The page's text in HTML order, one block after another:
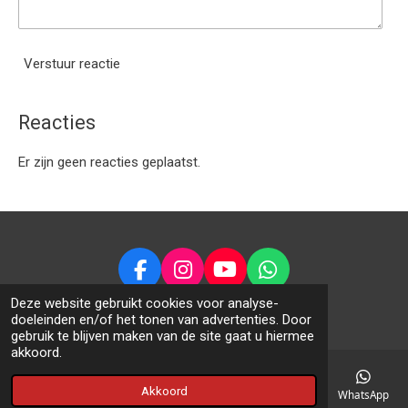
Deze website gebruikt cookies voor analyse-
doeleinden en/of het tonen van advertenties. Door
gebruik te blijven maken van de site gaat u hiermee
akkoord.
Akkoord
Verstuur reactie
Reacties
Er zijn geen reacties geplaatst.
F
a
c
e
o
o
I
n
s
t
g
r
Y
o
u
T
b
W
h
a
t
A
© 2014 - 2026 Feansterrc.nl
Telefoonnummer WhatsApp